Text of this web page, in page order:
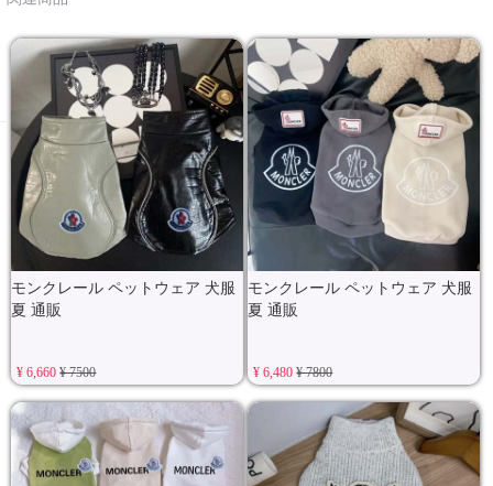
モンクレール ペットウェア 犬服
夏 通販
¥ 6,660¥ 7500
モンクレール ペットウェア 犬服
夏 通販
¥ 6,480¥ 7800